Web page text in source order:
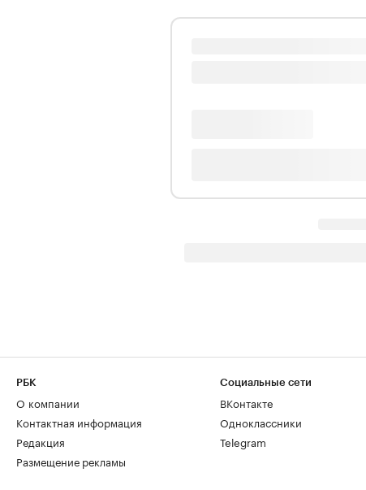
РБК
О компании
Контактная информация
Редакция
Размещение рекламы
Социальные сети
ВКонтакте
Одноклассники
Telegram